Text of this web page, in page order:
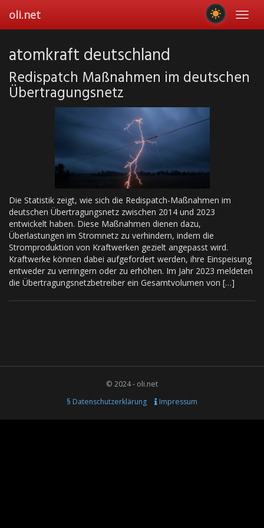
main
oli.net
atomkraft deutschland
Redispatch Maßnahmen im deutschen
Übertragungsnetz
Die Statistik zeigt, wie sich die Redispatch-Maßnahmen im
deutschen Übertragungsnetz zwischen 2014 und 2023
entwickelt haben. Diese Maßnahmen dienen dazu,
Überlastungen im Stromnetz zu verhindern, indem die
Stromproduktion von Kraftwerken gezielt angepasst wird.
Kraftwerke können dabei aufgefordert werden, ihre Einspeisung
entweder zu verringern oder zu erhöhen. Im Jahr 2023 meldeten
die Übertragungsnetzbetreiber ein Gesamtvolumen von […]
© 2024 - oli.net
§ Datenschutzerklärung
Impressum